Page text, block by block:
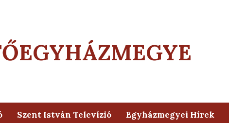
Szent István Televízió Egyházmegyei Hírek